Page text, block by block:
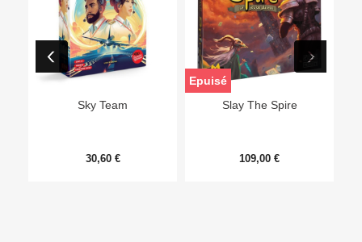
Sky Team
30,60 €
Slay The Spire
109,00 €
Epuisé